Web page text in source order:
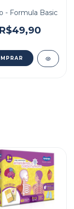
- Formula Basic
R$49,90